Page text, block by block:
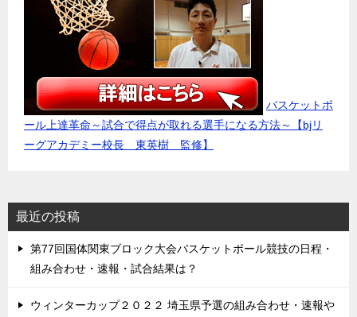
バスケットボ
ール上達革命～試合で得点が取れる選手になる方法～【bjリ
ーグアカデミー校長 東英樹 監修】
最近の投稿
第77回国体関東ブロック大会バスケットボール競技の日程・
組み合わせ・速報・試合結果は？
ウィンターカップ２０２２ 埼玉県予選の組み合わせ・速報や